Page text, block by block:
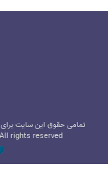
تمامی حقوق این سایت
rights reserved